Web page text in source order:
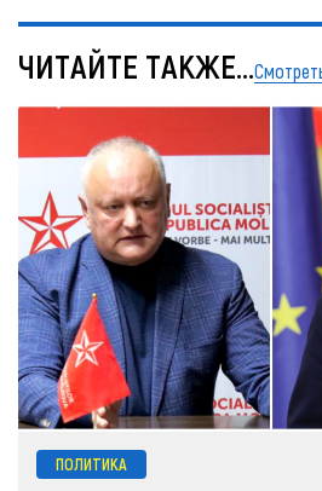
ЧИТАЙТЕ ТАКЖЕ...
ПОЛИТИКА